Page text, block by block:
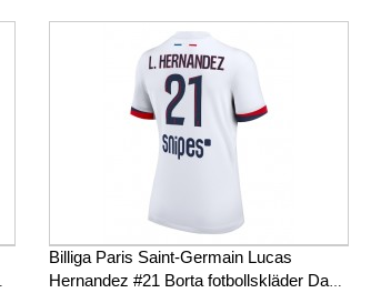
Billiga Paris Saint-Germain Lucas
Hernandez #21 Borta fotbollskläder Dam